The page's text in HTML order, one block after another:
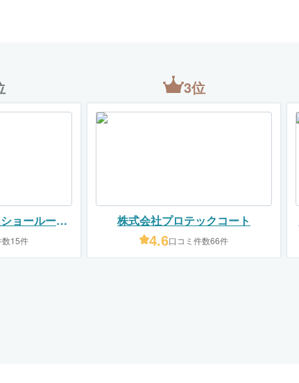
ョールーム
式会社）
数15件
3位
株式会社プロテックコート
4.6口コミ件数66件